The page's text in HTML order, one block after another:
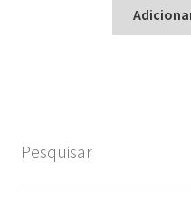
Pesquisar